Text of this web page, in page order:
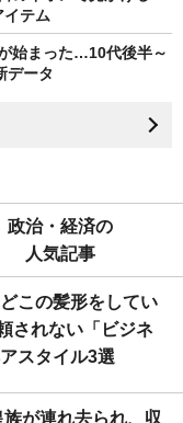
イテム
始まった…10代後半～
データ
政治・経済の
人気記事
この髪形をしてい
されない「ビジネ
スタイル3選
が連れ去られ、収